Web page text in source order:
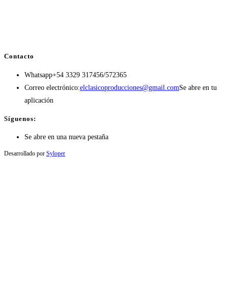
Contacto
Whatsapp+54 3329 317456/572365
Correo electrónico:elclasicoproducciones@gmail.comSe abre en tu
aplicación
Síguenos:
Se abre en una nueva pestaña
Desarrollado por Syloper